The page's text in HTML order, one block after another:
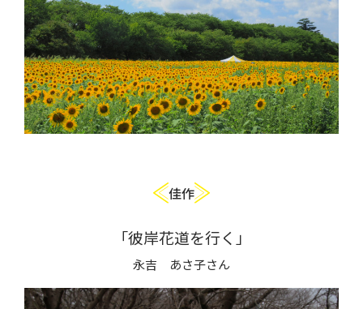
佳作
「彼岸花道を行く」
永吉 あさ子さん